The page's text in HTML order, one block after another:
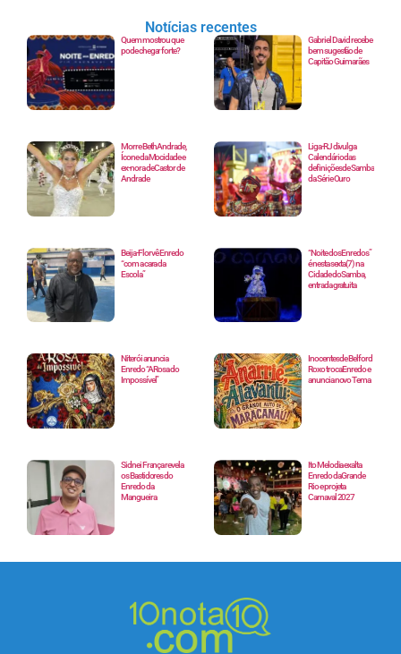
Notícias recentes
Quem mostrou que
pode chegar forte?
Gabriel David recebe
bem sugestão de
Capitão Guimarães
Morre Beth Andrade,
Ícone da Mocidade e
ex-nora de Castor de
Andrade
Liga-RJ divulga
Calendário das
definições de Samba
da Série Ouro
Beija-Flor vê Enredo
“com a cara da
Escola”
“Noite dos Enredos”
é nesta sexta(7) na
Cidade do Samba,
entrada gratuita
Niterói anuncia
Enredo “A Rosa do
Impossível”
Inocentes de Belford
Roxo troca Enredo e
anuncia novo Tema
Sidnei França revela
os Bastidores do
Enredo da
Mangueira
Ito Melodia exalta
Enredo da Grande
Rio e projeta
Carnaval 2027